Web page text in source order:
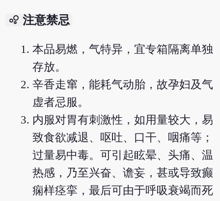
bubble_chart 注意禁忌
本品易燃，气特异，宜专箱隔离单独
存放。
辛香走窜，能耗气动胎，故孕妇及气
虚者忌服。
内服对胃有刺激性，如用量较大，易
致食欲减退、呕吐、口干、咽痛等；
过量易中毒。可引起眩晕、头痛、温
热感，乃至兴奋、谵妄，甚或导致癫
痫样痉挛，最后可由于呼吸衰竭而死